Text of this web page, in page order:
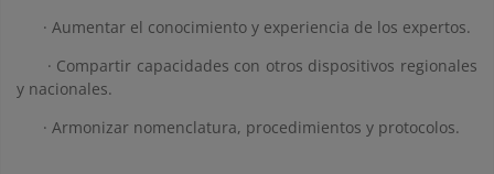
· Aumentar el conocimiento y experiencia de los expertos.
· Compartir capacidades con otros dispositivos regionales
y nacionales.
· Armonizar nomenclatura, procedimientos y protocolos.